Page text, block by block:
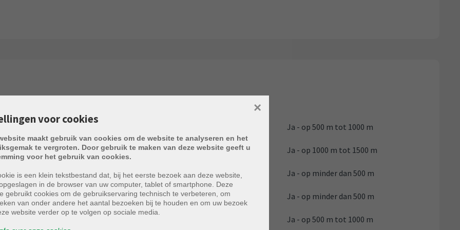
14/01.01
1122
Ja - op 500 m tot 1000 m
Treinstation: Ja - op 1000 m tot 1500 m
Bushalte: Ja - op minder dan 500 m
Winkel: Ja - op minder dan 500 m
Ja - op 500 m tot 1000 m
voor cookies
maakt gebruik van cookies om de website te analyseren en het
te vergroten. Door gebruik te maken van deze website geeft u
voor het gebruik van cookies.
is een klein tekstbestand dat, bij het eerste bezoek aan deze website,
in de browser van uw computer, tablet of smartphone. Deze
gebruikt cookies om de gebruikservaring technisch te verbeteren, om
van onder andere het aantal bezoeken bij te houden en om uw bezoek
website verder op te volgen op sociale media.
×